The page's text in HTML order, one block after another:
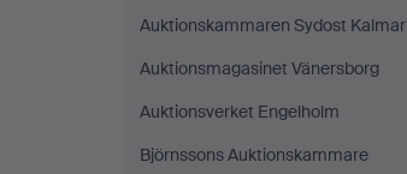
Auktionskammaren Sydost Kalmar
Auktionsmagasinet Vänersborg
Auktionsverket Engelholm
Björnssons Auktionskammare